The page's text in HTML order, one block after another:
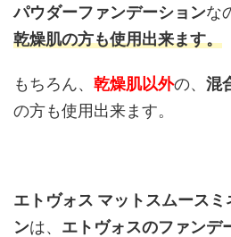
パウダーファンデーションな
乾燥肌の方も使用出来ます。
もちろん、 乾燥肌以外の、 混
の方も使用出来ます。
エトヴォス マットスムース
ンは、 エトヴォスのファンデ